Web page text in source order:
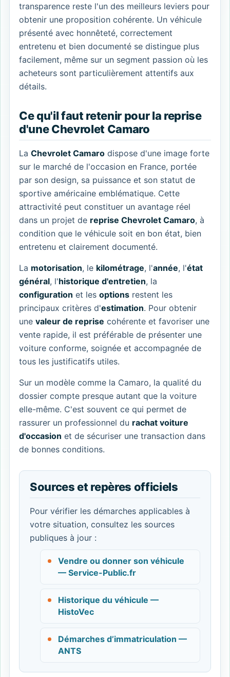
transparence reste l'un des meilleurs leviers pour
obtenir une proposition cohérente. Un véhicule
présenté avec honnêteté, correctement
entretenu et bien documenté se distingue plus
facilement, même sur un segment passion où les
acheteurs sont particulièrement attentifs aux
détails.
Ce qu'il faut retenir pour la reprise
d'une Chevrolet Camaro
La Chevrolet Camaro dispose d'une image forte
sur le marché de l'occasion en France, portée
par son design, sa puissance et son statut de
sportive américaine emblématique. Cette
attractivité peut constituer un avantage réel
dans un projet de reprise Chevrolet Camaro, à
condition que le véhicule soit en bon état, bien
entretenu et clairement documenté.
La motorisation, le kilométrage, l'année, l'état
général, l'historique d'entretien, la
configuration et les options restent les
principaux critères d'estimation. Pour obtenir
une valeur de reprise cohérente et favoriser une
vente rapide, il est préférable de présenter une
voiture conforme, soignée et accompagnée de
tous les justificatifs utiles.
Sur un modèle comme la Camaro, la qualité du
dossier compte presque autant que la voiture
elle-même. C'est souvent ce qui permet de
rassurer un professionnel du rachat voiture
d'occasion et de sécuriser une transaction dans
de bonnes conditions.
Sources et repères officiels
Pour vérifier les démarches applicables à
votre situation, consultez les sources
publiques à jour :
Vendre ou donner son véhicule
— Service-Public.fr
Historique du véhicule —
HistoVec
Démarches d’immatriculation —
ANTS